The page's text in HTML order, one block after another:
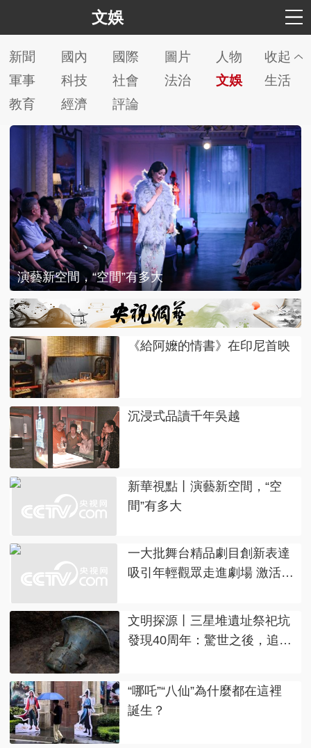
文娛
新聞 國內 國際 圖片 人物
收起
軍事
科技 社會 法治 文娛
生活
教育
經濟 評論
演藝新空間，“空間”有多大
《給阿嬤的情書》在印尼首映
沉浸式品讀千年吳越
新華視點丨演藝新空間，“空
間”有多大
一大批舞台精品劇目創新表達
吸引年輕觀眾走進劇場 激活夏
文明探源丨三星堆遺址祭祀坑
發現40周年：驚世之後，追問
“哪吒”“八仙”為什麼都在這裡
誕生？